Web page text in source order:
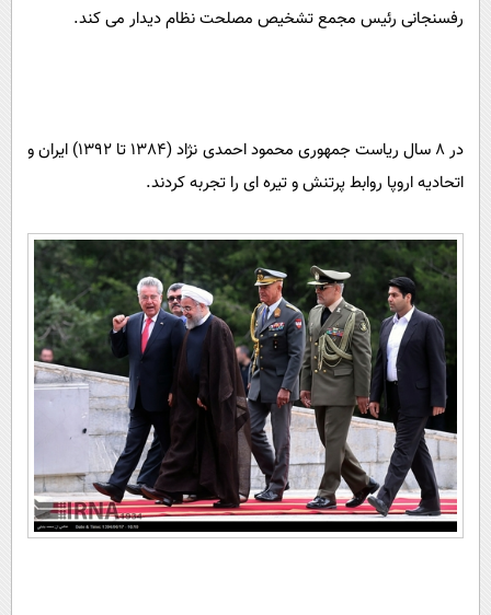
حیات وحش
رفسنجانی رئیس مجمع تشخیص مصلحت نظام دیدار می کند.
در 8 سال ریاست جمهوری محمود احمدی نژاد (1384 تا 1392) ایران و
اتحادیه اروپا روابط پرتنش و تیره ای را تجربه کردند.